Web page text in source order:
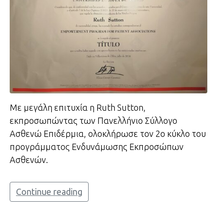
Με μεγάλη επιτυχία η Ruth Sutton,
εκπροσωπώντας των Πανελλήνιο Σύλλογο
Ασθενώ Επιδέρμια, ολοκλήρωσε τον 2ο κύκλο του
προγράμματος Ενδυνάμωσης Εκπροσώπων
Ασθενών.
Continue reading